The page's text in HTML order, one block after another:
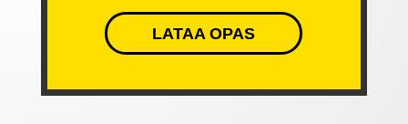
LATAA OPAS